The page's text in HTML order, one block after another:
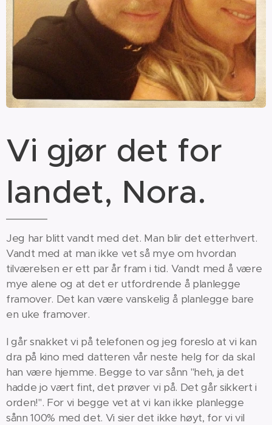
Vi gjør det for
landet, Nora.
Jeg har blitt vandt med det. Man blir det etterhvert.
Vandt med at man ikke vet så mye om hvordan
tilværelsen er ett par år fram i tid. Vandt med å være
mye alene og at det er utfordrende å planlegge
framover. Det kan være vanskelig å planlegge bare
en uke framover.
I går snakket vi på telefonen og jeg foreslo at vi kan
dra på kino med datteren vår neste helg for da skal
han være hjemme. Begge to var sånn "heh, ja det
hadde jo vært fint, det prøver vi på. Det går sikkert i
orden!". For vi begge vet at vi kan ikke planlegge
sånn 100% med det. Vi sier det ikke høyt, for vi vil